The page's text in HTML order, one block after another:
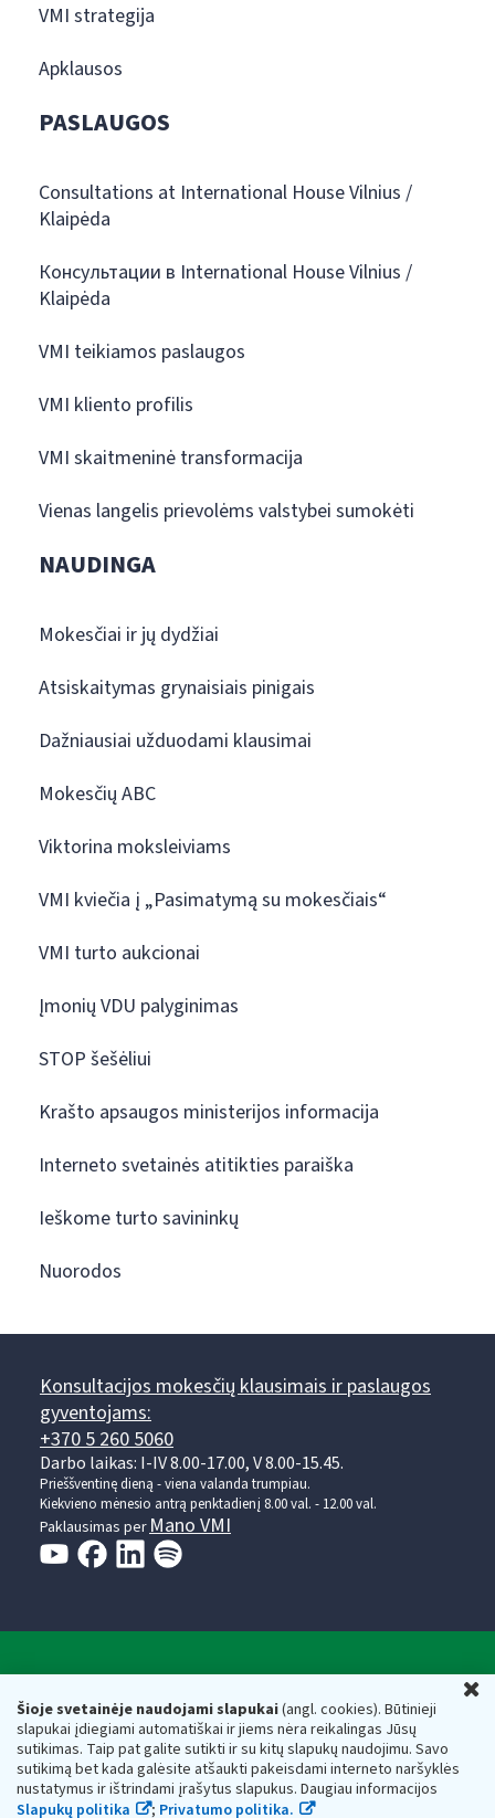
Šioje svetainėje naudojami slapukai(angl. cookies). Būtinieji
slapukai įdiegiami automatiškai ir jiems nėra reikalingas Jūsų
sutikimas. Taip pat galite sutikti ir su kitų slapukų naudojimu. Savo
sutikimą bet kada galėsite atšaukti pakeisdami interneto naršyklės
nustatymus ir ištrindami įrašytus slapukus. Daugiau informacijos
Slapukų politika
; Privatumo politika.
VMI strategija
Apklausos
PASLAUGOS
Consultations at International House Vilnius /
Klaipėda
Консультации в International House Vilnius /
Klaipėda
VMI teikiamos paslaugos
VMI kliento profilis
VMI skaitmeninė transformacija
Vienas langelis prievolėms valstybei sumokėti
NAUDINGA
Mokesčiai ir jų dydžiai
Atsiskaitymas grynaisiais pinigais
Dažniausiai užduodami klausimai
Mokesčių ABC
Viktorina moksleiviams
VMI kviečia į „Pasimatymą su mokesčiais“
VMI turto aukcionai
Įmonių VDU palyginimas
STOP šešėliui
Krašto apsaugos ministerijos informacija
Interneto svetainės atitikties paraiška
Ieškome turto savininkų
Nuorodos
Konsultacijos mokesčių klausimais ir paslaugos
gyventojams:
+370 5 260 5060
Darbo laikas: I-IV 8.00-17.00, V 8.00-15.45.
Prieššventinę dieną - viena valanda trumpiau.
Kiekvieno mėnesio antrą penktadienį 8.00 val. - 12.00 val.
Paklausimas per Mano VMI
Respublikos finansų ministerijos
Biudžetinė įstaiga. Juridinio asmens kodas — 188659752,
adresas: Vasario 16-osios g. 14, 01107 Vilnius, Lietuva, el.paštas:
vmi@vmi.lt, E. pristatymo dėžutės adresas 188659752
Duomenys apie Valstybinę mokesčių inspekciją prie Lietuvos